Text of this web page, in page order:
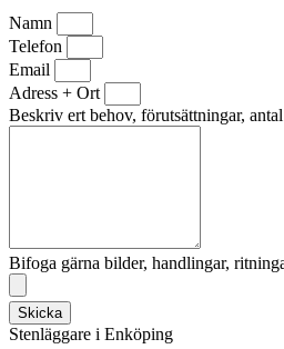
Namn
Telefon
Email
Adress + Ort
Beskriv ert behov, förutsättningar,
Bifoga gärna bilder, handlingar,
Skicka
Stenläggare i Enköping